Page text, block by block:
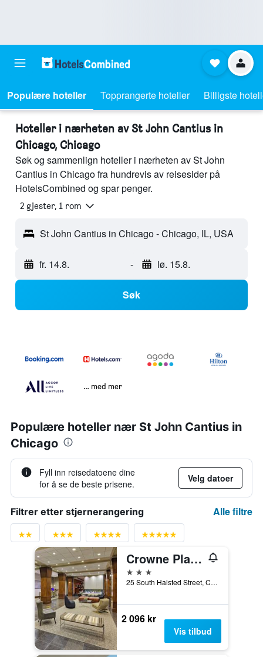
Populære hoteller Topprangerte hoteller Billigste
Hoteller i nærheten av St John Cantius in
Chicago, Chicago
Søk og sammenlign hoteller i nærheten av St John
Cantius in Chicago fra hundrevis av reisesider på
HotelsCombined og spar penger.
2 gjester, 1 rom
St John Cantius in Chicago - Chicago, IL, USA
fr. 14.8. - lø. 15.8.
Søk
… med mer
Populære hoteller nær St John Cantius in
Chicago
Fyll inn reisedatoene dine
for å se de beste prisene.
Velg datoer
Filtrer etter stjernerangering Alle filtre
Crowne Plaza Chicago West Loop By IHG
3 stjerner
25 South Halsted Street, Chicago, IL, USA
2 096 kr
Vis tilbud